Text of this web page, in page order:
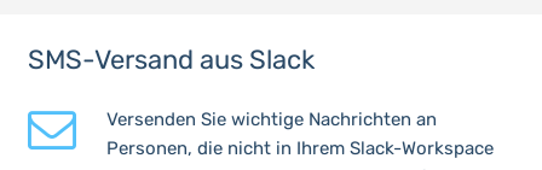
SMS-Versand aus Slack
Versenden Sie wichtige Nachrichten an
Personen, die nicht in Ihrem Slack-Workspace